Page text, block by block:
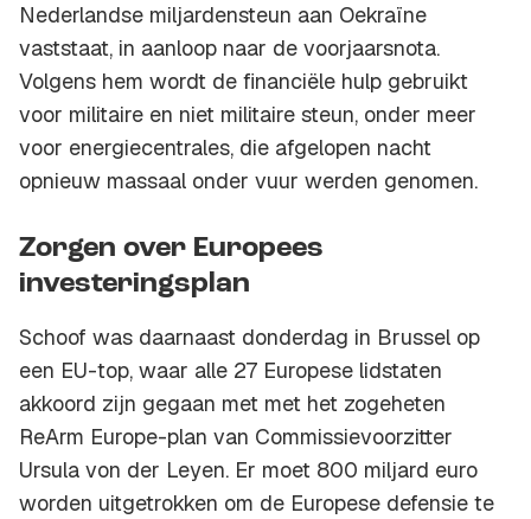
Nederlandse miljardensteun aan Oekraïne
vaststaat, in aanloop naar de voorjaarsnota.
Volgens hem wordt de financiële hulp gebruikt
voor militaire en niet militaire steun, onder meer
voor energiecentrales, die afgelopen nacht
opnieuw massaal onder vuur werden genomen.
Zorgen over Europees
investeringsplan
Schoof was daarnaast donderdag in Brussel op
een EU-top, waar alle 27 Europese lidstaten
akkoord zijn gegaan met met het zogeheten
ReArm Europe-plan van Commissievoorzitter
Ursula von der Leyen. Er moet 800 miljard euro
worden uitgetrokken om de Europese defensie te